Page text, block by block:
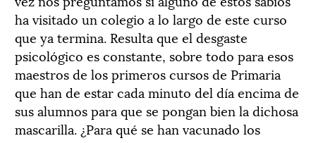
ha visitado un colegio a lo largo de este curso
que ya termina. Resulta que el desgaste
psicológico es constante, sobre todo para esos
maestros de los primeros cursos de Primaria
que han de estar cada minuto del día encima de
sus alumnos para que se pongan bien la dichosa
mascarilla. ¿Para qué se han vacunado los